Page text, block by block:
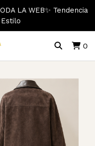
LA WEB✨ Tendencia
Estilo
0